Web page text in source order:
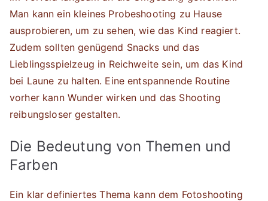
Man kann ein kleines Probeshooting zu Hause
ausprobieren, um zu sehen, wie das Kind reagiert.
Zudem sollten genügend Snacks und das
Lieblingsspielzeug in Reichweite sein, um das Kind
bei Laune zu halten. Eine entspannende Routine
vorher kann Wunder wirken und das Shooting
reibungsloser gestalten.
Die Bedeutung von Themen und
Farben
Ein klar definiertes Thema kann dem Fotoshooting